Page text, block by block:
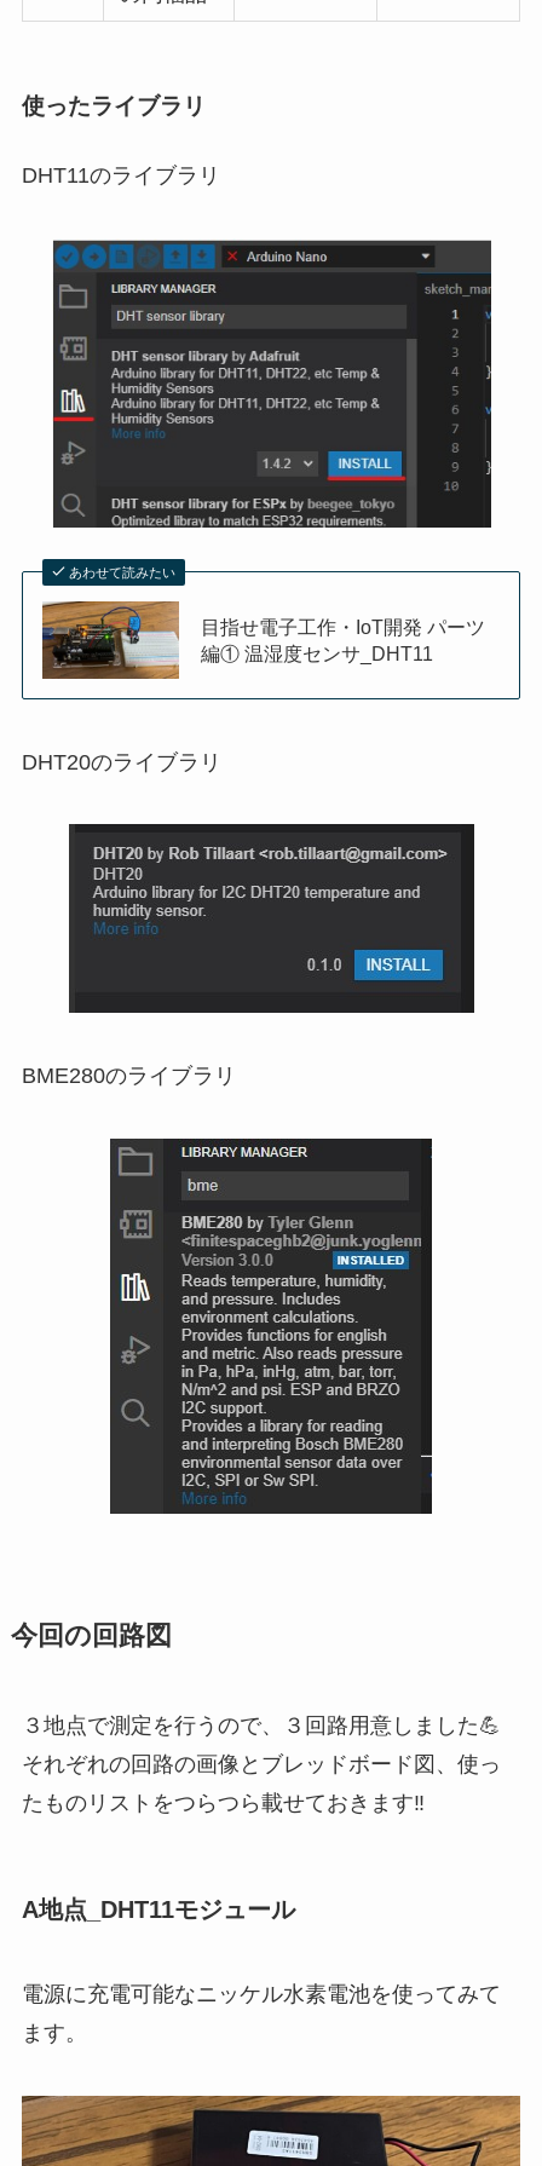
使ったライブラリ
DHT11のライブラリ
あわせて読みたい
目指せ電子工作・IoT開発 パーツ
編① 温湿度センサ_DHT11
DHT20のライブラリ
BME280のライブラリ
今回の回路図
３地点で測定を行うので、３回路用意しました💪
それぞれの回路の画像とブレッドボード図、使っ
たものリストをつらつら載せておきます‼
A地点_DHT11モジュール
電源に充電可能なニッケル水素電池を使ってみて
ます。